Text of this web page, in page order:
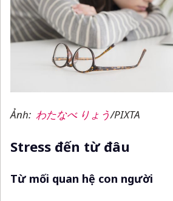
Ảnh: わたなべ りょう/PIXTA
Stress đến từ đâu
Từ mối quan hệ con người